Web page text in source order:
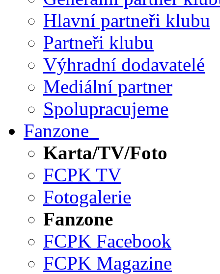
Hlavní partneři klubu
Partneři klubu
Výhradní dodavatelé
Mediální partner
Spolupracujeme
Fanzone
Karta/TV/Foto
FCPK TV
Fotogalerie
Fanzone
FCPK Facebook
FCPK Magazine